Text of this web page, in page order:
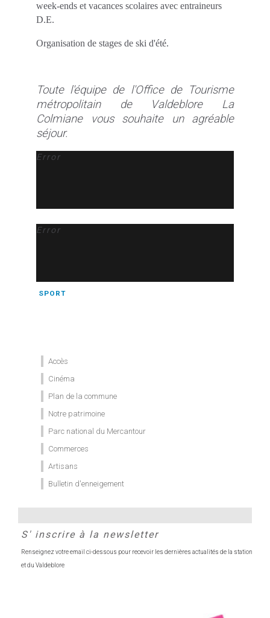
week-ends et vacances scolaires avec entraineurs
D.E.
Organisation de stages de ski d'été.
Toute l'équipe de l'Office de Tourisme
métropolitain de Valdeblore La
Colmiane vous souhaite un agréable
séjour.
Error
Error
SPORT
Accès
Cinéma
Plan de la commune
Notre patrimoine
Parc national du Mercantour
Commerces
Artisans
Bulletin d'enneigement
S' inscrire à la newsletter
Renseignez votre email ci-dessous pour recevoir les dernières actualités de la station
et du Valdeblore